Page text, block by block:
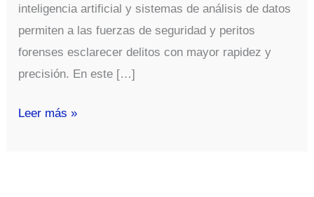
inteligencia artificial y sistemas de análisis de datos
permiten a las fuerzas de seguridad y peritos
forenses esclarecer delitos con mayor rapidez y
precisión. En este […]
Technology
Leer más »